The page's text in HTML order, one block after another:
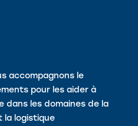
accompagnons le
pour les aider à
dans les domaines de la
la logistique